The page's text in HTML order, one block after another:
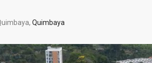
Quimbaya